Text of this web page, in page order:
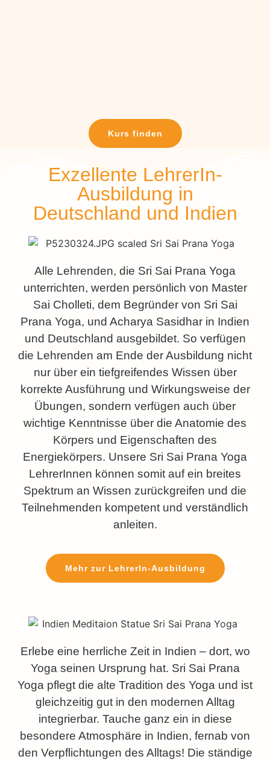
Kurs finden
Exzellente LehrerIn-
Ausbildung in
Deutschland und Indien
Alle Lehrenden, die Sri Sai Prana Yoga
unterrichten, werden persönlich von Master
Sai Cholleti, dem Begründer von Sri Sai
Prana Yoga, und Acharya Sasidhar in Indien
und Deutschland ausgebildet. So verfügen
die Lehrenden am Ende der Ausbildung nicht
nur über ein tiefgreifendes Wissen über
korrekte Ausführung und Wirkungsweise der
Übungen, sondern verfügen auch über
wichtige Kenntnisse über die Anatomie des
Körpers und Eigenschaften des
Energiekörpers. Unsere Sri Sai Prana Yoga
LehrerInnen können somit auf ein breites
Spektrum an Wissen zurückgreifen und die
Teilnehmenden kompetent und verständlich
anleiten.
Mehr zur LehrerIn-Ausbildung
Erlebe eine herrliche Zeit in Indien – dort, wo
Yoga seinen Ursprung hat. Sri Sai Prana
Yoga pflegt die alte Tradition des Yoga und ist
gleichzeitig gut in den modernen Alltag
integrierbar. Tauche ganz ein in diese
besondere Atmosphäre in Indien, fernab von
den Verpflichtungen des Alltags! Die ständige